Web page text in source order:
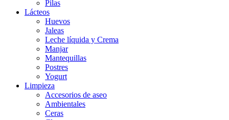
Pilas
Lácteos
Huevos
Jaleas
Leche líquida y Crema
Manjar
Mantequillas
Postres
Yogurt
Limpieza
Accesorios de aseo
Ambientales
Ceras